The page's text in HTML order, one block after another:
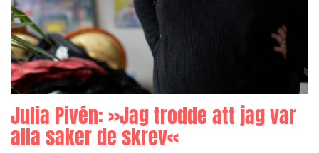
Julia Pivén: »Jag trodde att jag var
alla saker de skrev«